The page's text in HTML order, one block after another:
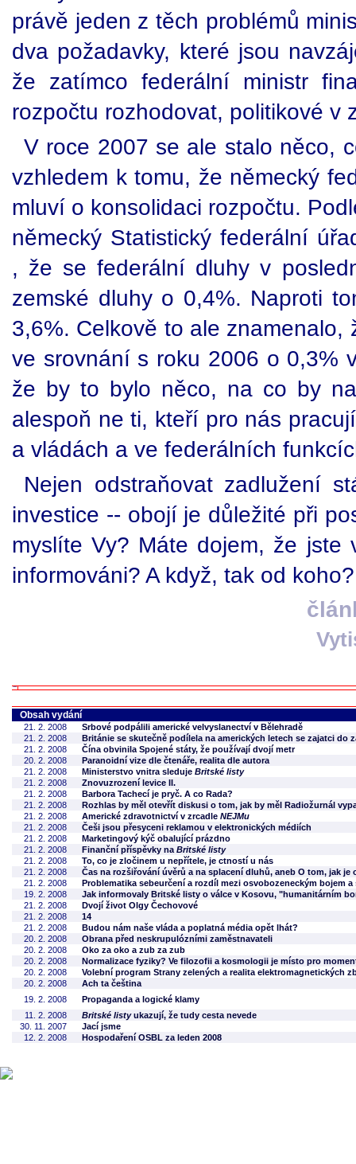
právě jeden z těch problémů
dva požadavky, které jsou
že zatímco federální ministr
rozpočtu rozhodovat, politikové v
V roce 2007 se ale stalo něco,
vzhledem k tomu, že německý
mluví o konsolidaci rozpočtu.
německý Statistický federální
, že se federální dluhy v
zemské dluhy o 0,4%. Naproti
3,6%. Celkově to ale znamenalo,
ve srovnání s roku 2006 o 0,3%
že by to bylo něco, na co by
alespoň ne ti, kteří pro nás
a vládách a ve federálních
Nejen odstraňovat zadlužení
investice -- obojí je důležité při
myslíte Vy? Máte dojem, že jste
informováni? A když, tak od koho?
Obsah vydání
21. 2. 2008
Srbové podpálili americké velvyslanectví v Bělehradě
21. 2. 2008
Británie se skutečně podílela na amerických letech se zajatci do
21. 2. 2008
Čína obvinila Spojené státy, že používají dvojí metr
20. 2. 2008
Paranoidní vize dle čtenáře, realita dle autora
21. 2. 2008
Ministerstvo vnitra sleduje Britské listy
21. 2. 2008
Znovuzrození levice II.
21. 2. 2008
Barbora Tachecí je pryč. A co Rada?
21. 2. 2008
Rozhlas by měl otevřít diskusi o tom, jak by měl Radiožurnál
21. 2. 2008
Americké zdravotnictví v zrcadle NEJMu
21. 2. 2008
Češi jsou přesyceni reklamou v elektronických médiích
21. 2. 2008
Marketingový kýč obalující prázdno
21. 2. 2008
Finanční příspěvky na Britské listy
21. 2. 2008
To, co je zločinem u nepřítele, je ctností u nás
21. 2. 2008
Čas na rozšiřování úvěrů a na splacení dluhů, aneb O tom, jak je
21. 2. 2008
Problematika sebeurčení a rozdíl mezi osvobozeneckým bojem
19. 2. 2008
Jak informovaly Britské listy o válce v Kosovu, "humanitárním
21. 2. 2008
Dvojí život Olgy Čechovové
21. 2. 2008
14
21. 2. 2008
Budou nám naše vláda a poplatná média opět lhát?
20. 2. 2008
Obrana před neskrupulózními zaměstnavateli
20. 2. 2008
Oko za oko a zub za zub
20. 2. 2008
Normalizace fyziky? Ve filozofii a kosmologii je místo pro
20. 2. 2008
Volební program Strany zelených a realita elektromagnetických
20. 2. 2008
Ach ta čeština
19. 2. 2008
Propaganda a logické klamy
11. 2. 2008
Britské listyukazují, že tudy cesta nevede
30. 11. 2007
Jací jsme
12. 2. 2008
Hospodaření OSBL za leden 2008